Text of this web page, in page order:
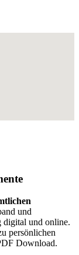
und
digital und online.
persönlichen
Download.